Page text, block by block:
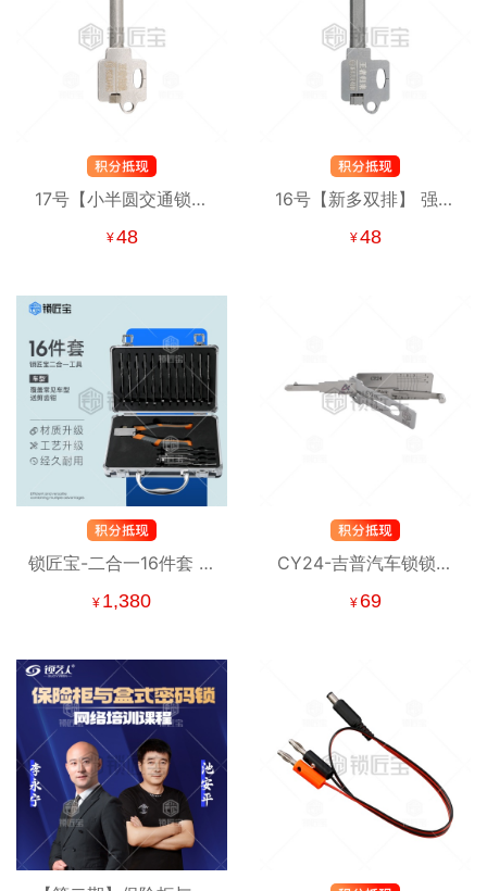
17号【小半圆交通锁】
强者归来锡纸工具 锡纸
¥48
16号【新多双排】 强者
归来锡纸工具 锡纸快开
¥48
锁匠宝-二合一16件套 读
齿开启工具 覆盖常见车
型
¥ 1,380
CY24-吉普汽车锁锁匠
宝二合一工具-平铣两轨
¥ 69